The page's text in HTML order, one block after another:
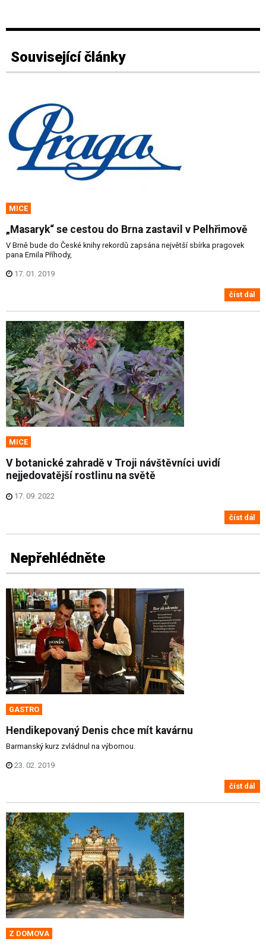
Související články
MICE
„Masaryk“ se cestou do Brna zastavil v Pelhřimově
V Brně bude do České knihy rekordů zapsána největší sbírka pragovek
pana Emila Příhody,
17. 01. 2019
číst dál
MICE
V botanické zahradě v Troji návštěvníci uvidí
nejjedovatější rostlinu na světě
17. 09. 2022
číst dál
Nepřehlédněte
GASTRO
Hendikepovaný Denis chce mít kavárnu
Barmanský kurz zvládnul na výbornou.
23. 02. 2019
číst dál
Z DOMOVA